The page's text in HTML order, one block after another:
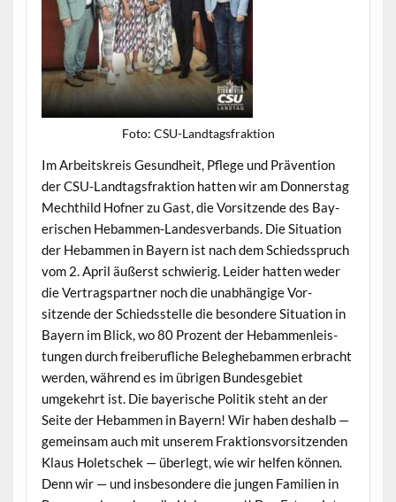
Foto: CSU-Land­tags­frak­tion
Im Arbeit­skreis Gesund­heit, Pflege und Präven­tion
der CSU-Land­tags­frak­tion hat­ten wir am Don­ner­stag
Mechthild Hofn­er zu Gast, die Vor­sitzende des Bay­
erischen Hebam­men-Lan­desver­bands. Die Sit­u­a­tion
der Hebam­men in Bay­ern ist nach dem Schiedsspruch
vom 2. April äußerst schwierig. Lei­der hat­ten wed­er
die Ver­tragspart­ner noch die unab­hängige Vor­
sitzende der Schiedsstelle die beson­dere Sit­u­a­tion in
Bay­ern im Blick, wo 80 Prozent der Hebam­men­leis­
tun­gen durch freiberu­fliche Beleghe­bam­men erbracht
wer­den, während es im übri­gen Bun­des­ge­bi­et
umgekehrt ist. Die bay­erische Poli­tik ste­ht an der
Seite der Hebam­men in Bay­ern! Wir haben deshalb —
gemein­sam auch mit unserem Frak­tionsvor­sitzen­den
Klaus Holetschek — über­legt, wie wir helfen kön­nen.
Denn wir — und ins­beson­dere die jun­gen Fam­i­lien in